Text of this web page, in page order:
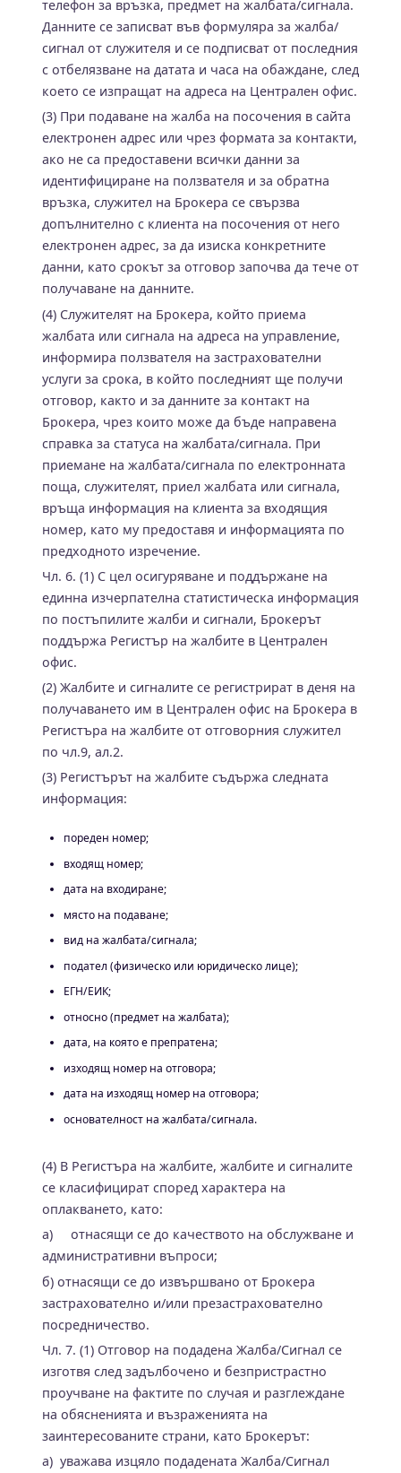
телефон за връзка, предмет на жалбата/сигнала.
Данните се записват във формуляра за жалба/
сигнал от служителя и се подписват от последния
с отбелязване на датата и часа на обаждане, след
което се изпращат на адреса на Централен офис.
(3) При подаване на жалба на посочения в сайта
електронен адрес или чрез формата за контакти,
ако не са предоставени всички данни за
идентифициране на ползвателя и за обратна
връзка, служител на Брокера се свързва
допълнително с клиента на посочения от него
електронен адрес, за да изиска конкретните
данни, като срокът за отговор започва да тече от
получаване на данните.
(4) Служителят на Брокера, който приема
жалбата или сигнала на адреса на управление,
информира ползвателя на застрахователни
услуги за срока, в който последният ще получи
отговор, както и за данните за контакт на
Брокера, чрез които може да бъде направена
справка за статуса на жалбата/сигнала. При
приемане на жалбата/сигнала по електронната
поща, служителят, приел жалбата или сигнала,
връща информация на клиента за входящия
номер, като му предоставя и информацията по
предходното изречение.
Чл. 6. (1) С цел осигуряване и поддържане на
единна изчерпателна статистическа информация
по постъпилите жалби и сигнали, Брокерът
поддържа Регистър на жалбите в Централен
офис.
(2) Жалбите и сигналите се регистрират в деня на
получаването им в Централен офис на Брокера в
Регистъра на жалбите от отговорния служител
по чл.9, ал.2.
(3) Регистърът на жалбите съдържа следната
информация:
пореден номер;
входящ номер;
дата на входиране;
място на подаване;
вид на жалбата/сигнала;
подател (физическо или юридическо лице);
ЕГН/ЕИК;
относно (предмет на жалбата);
дата, на която е препратена;
изходящ номер на отговора;
дата на изходящ номер на отговора;
основателност на жалбата/сигнала.
(4) В Регистъра на жалбите, жалбите и сигналите
се класифицират според характера на
оплакването, като:
а) отнасящи се до качеството на обслужване и
административни въпроси;
б) отнасящи се до извършвано от Брокера
застрахователно и/или презастрахователно
посредничество.
Чл. 7. (1) Отговор на подадена Жалба/Сигнал се
изготвя след задълбочено и безпристрастно
проучване на фактите по случая и разглеждане
на обясненията и възраженията на
заинтересованите страни, като Брокерът:
а) уважава изцяло подадената Жалба/Сигнал